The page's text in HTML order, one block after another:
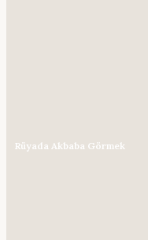
Rüyada Akbaba Görmek